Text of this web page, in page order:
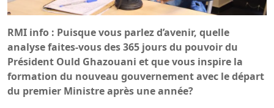
RMI info : Puisque vous parlez d’avenir, quelle
analyse faites-vous des 365 jours du pouvoir du
Président Ould Ghazouani et que vous inspire la
formation du nouveau gouvernement avec le départ
du premier Ministre après une année?